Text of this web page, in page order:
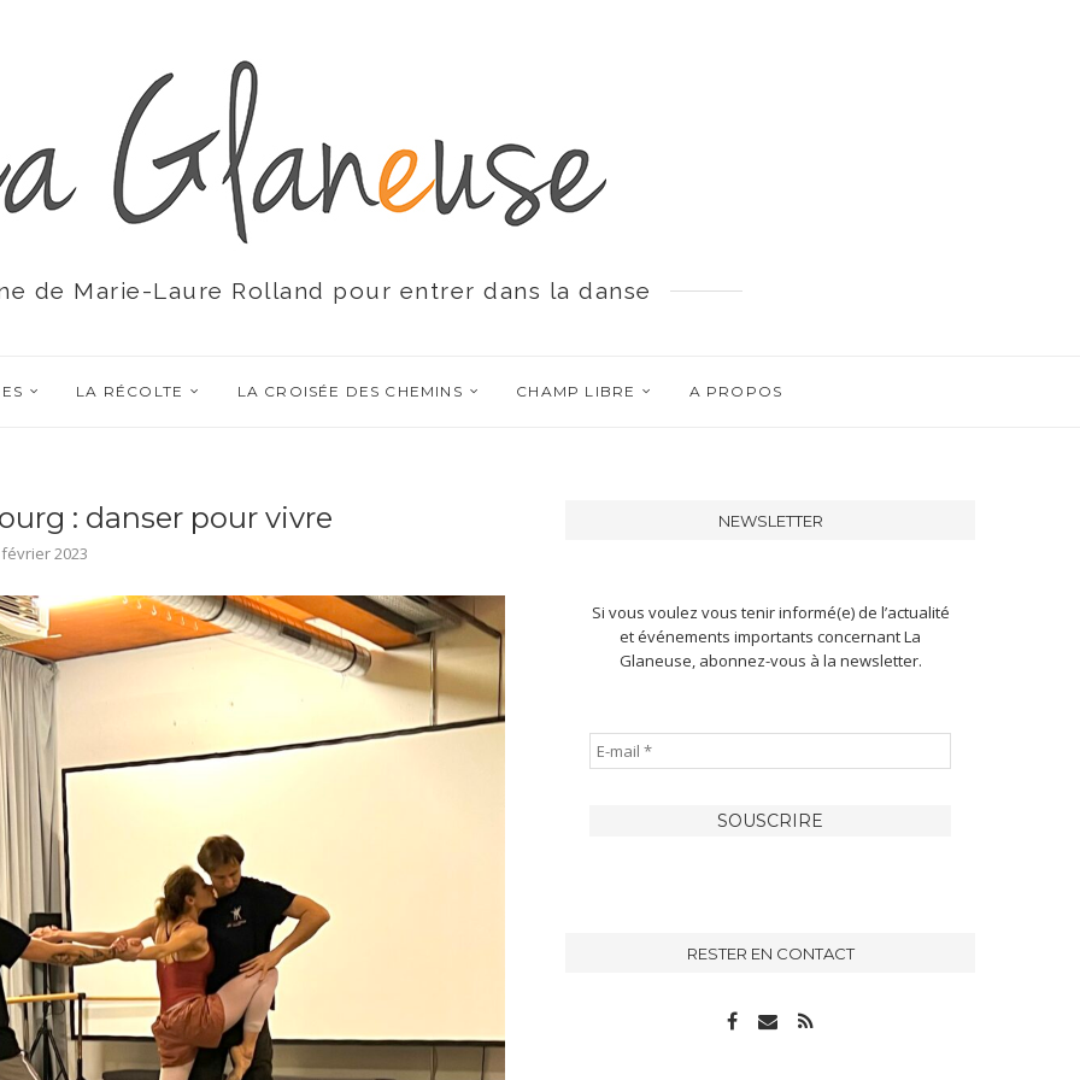
de Marie-Laure Rolland pour entrer dans la danse
LA RÉCOLTE LA CROISÉE DES CHEMINS CHAMP LIBRE A PROPOS
: danser pour vivre
2023
NEWSLETTER
Si vous voulez vous tenir informé(e) de l’actualité
et événements importants concernant La
Glaneuse, abonnez-vous à la newsletter.
RESTER EN CONTACT